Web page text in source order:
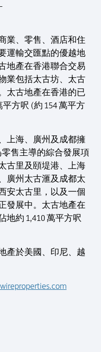
業、零售、酒店和住
運輸交匯點的優越地
地產在香港聯合交易
業包括太古坊、太古
太古地產在香港的已
方呎 (約 154 萬平方
上海、廣州及成都擁
售主導的綜合發展項
古里及頤堤港、上海
廣州太古滙及成都太
安太古里，以及一個
發展中。太古地產在
地約 1,410 萬平方呎
產於美國、印尼、越